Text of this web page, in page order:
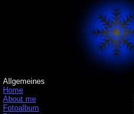
Allgemeines
Home
About me
Fotoalbum